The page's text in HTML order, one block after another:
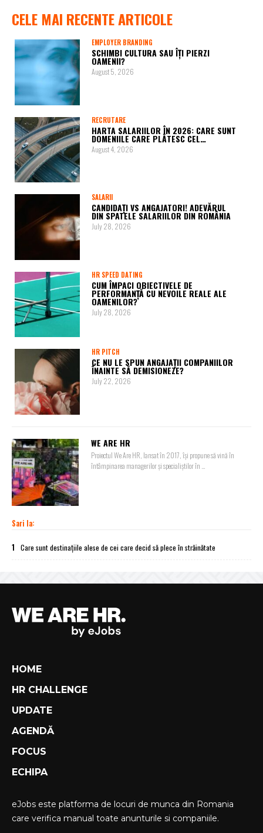
CELE MAI RECENTE ARTICOLE
EMPLOYER BRANDING
SCHIMBI CULTURA SAU ÎȚI PIERZI
OAMENII?
August 5, 2026
RECRUTARE
HARTA SALARIILOR ÎN 2026: CARE SUNT
DOMENIILE CARE PLĂTESC CEL…
August 4, 2026
SALARII
CANDIDAȚI VS ANGAJATORI! ADEVĂRUL
DIN SPATELE SALARIILOR DIN ROMÂNIA
July 28, 2026
HR SPEED DATING
CUM ÎMPACI OBIECTIVELE DE
PERFORMANȚĂ CU NEVOILE REALE ALE
OAMENILOR?
July 28, 2026
HR PITCH
CE NU LE SPUN ANGAJAȚII COMPANIILOR
ÎNAINTE SĂ DEMISIONEZE?
July 22, 2026
WE ARE HR
Proiectul We Are HR, lansat în 2017, își propune să vină în
întâmpinarea managerilor și specialiștilor în ...
Sari la:
1 Care sunt destinațiile alese de cei care decid să plece în străinătate
HOME
HR CHALLENGE
UPDATE
AGENDĂ
FOCUS
ECHIPA
eJobs este platforma de locuri de munca din Romania
care verifica manual toate anunturile si companiile.